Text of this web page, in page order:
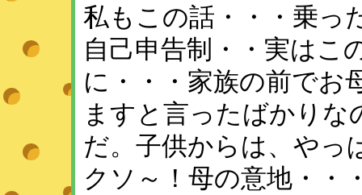
私もこの話・・・乗っ
自己申告制・・実はこ
に・・・家族の前でお
ますと言ったばかり
だ。子供からは、やっ
クソ～！母の意地・・